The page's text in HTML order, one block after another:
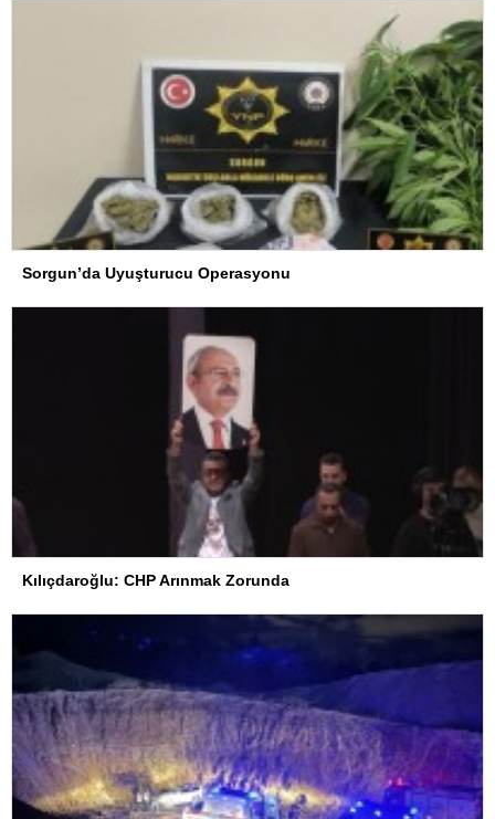
Sorgun’da Uyuşturucu Operasyonu
Kılıçdaroğlu: CHP Arınmak Zorunda